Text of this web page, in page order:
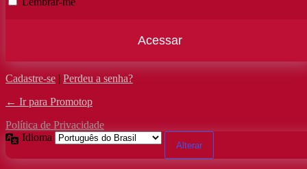
Cadastre-se | Perdeu a senha?
← Ir para Promotop
Política de Privacidade
Idioma